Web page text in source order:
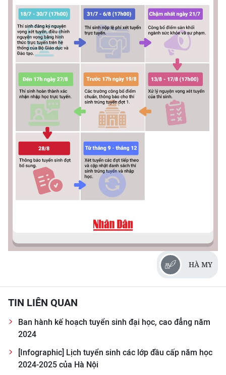
CHƯƠNG TRÌNH OCOP - MỖI XÃ
MỘT SẢN PHẨM
RADIO
MEDIA CENTER
E-Magazine
Video
Media Chính trị
Media Kinh tế
Media Văn hóa
Media Du lịch
Media Thể thao
Media Giáo dục
Media Khoa học - Công nghệ
HÀ MY
TIN LIÊN QUAN
Ban hành kế hoạch tuyển sinh đại học, cao đẳng năm
2024
[Infographic] Lịch tuyển sinh các lớp đầu cấp năm học
2024-2025 của Hà Nội